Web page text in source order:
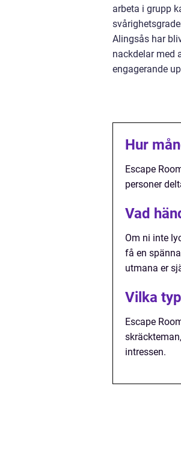
arbeta i grupp
Alingsås har
nackdelar med
engagerande
Hur
Escape
personer
Vad
Om ni inte
få en
utmana er
Vilka
Escape
intressen.